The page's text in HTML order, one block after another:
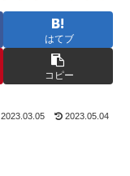
はてブ
コピー
2023.03.05 2023.05.04